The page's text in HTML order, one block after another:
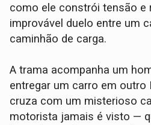
como ele constrói tensão e
improvável duelo entre um
caminhão de carga.
A trama acompanha um
entregar um carro em outro
cruza com um misterioso
motorista jamais é visto —